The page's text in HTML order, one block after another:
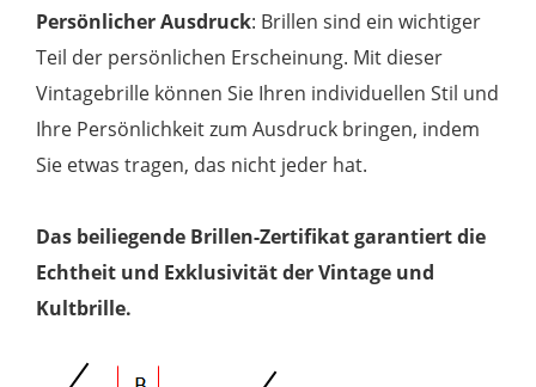
Persönlicher Ausdruck: Brillen sind ein wichtiger
Teil der persönlichen Erscheinung. Mit dieser
Vintagebrille können Sie Ihren individuellen Stil und
Ihre Persönlichkeit zum Ausdruck bringen, indem
Sie etwas tragen, das nicht jeder hat.
Das beiliegende Brillen-Zertifikat garantiert die
Echtheit und Exklusivität der Vintage und
Kultbrille.